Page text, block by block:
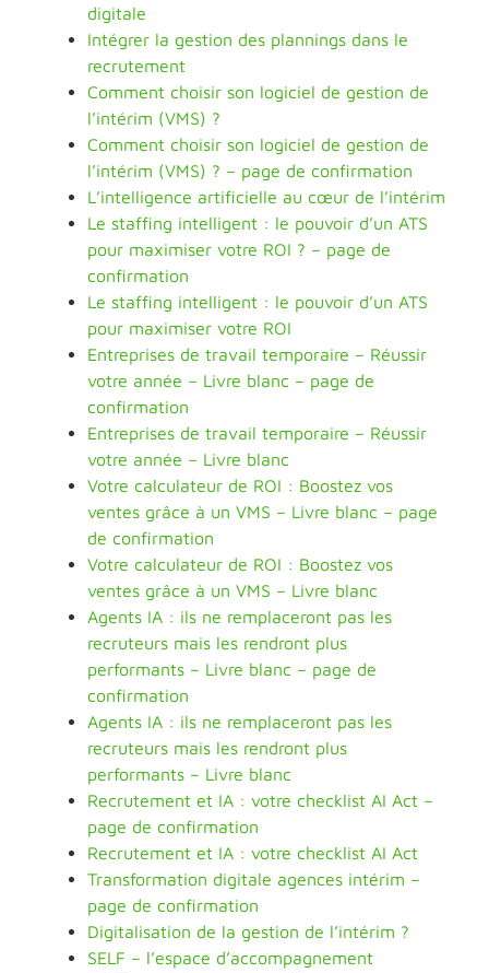
digitale
Intégrer la gestion des plannings dans le
recrutement
Comment choisir son logiciel de gestion de
l’intérim (VMS) ?
Comment choisir son logiciel de gestion de
l’intérim (VMS) ? – page de confirmation
L’intelligence artificielle au cœur de l’intérim
Le staffing intelligent : le pouvoir d’un ATS
pour maximiser votre ROI ? – page de
confirmation
Le staffing intelligent : le pouvoir d’un ATS
pour maximiser votre ROI
Entreprises de travail temporaire – Réussir
votre année – Livre blanc – page de
confirmation
Entreprises de travail temporaire – Réussir
votre année – Livre blanc
Votre calculateur de ROI : Boostez vos
ventes grâce à un VMS – Livre blanc – page
de confirmation
Votre calculateur de ROI : Boostez vos
ventes grâce à un VMS – Livre blanc
Agents IA : ils ne remplaceront pas les
recruteurs mais les rendront plus
performants – Livre blanc – page de
confirmation
Agents IA : ils ne remplaceront pas les
recruteurs mais les rendront plus
performants – Livre blanc
Recrutement et IA : votre checklist AI Act –
page de confirmation
Recrutement et IA : votre checklist AI Act
Transformation digitale agences intérim –
page de confirmation
Digitalisation de la gestion de l’intérim ?
SELF – l’espace d’accompagnement